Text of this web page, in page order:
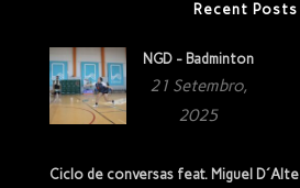
Recent Posts
NGD - Badminton
21 Setembro,
2025
Ciclo de conversas feat. Miguel D´Alte